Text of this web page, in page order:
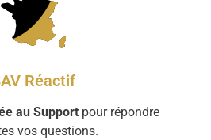
Réactif
au Support pour répondre
vos questions.